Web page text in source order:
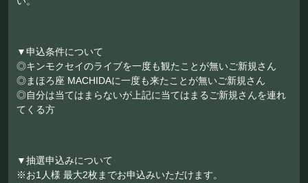
▼申込条件について
◎キンモクセイのライブを一度も観たことが無いご新規さん
◎まほろ座 MACHIDAに一度も来たことが無いご新規さん
◎自分は当てはまらないが上記に当てはまるご新規さんを連れ
てくる方
▼抽選申込みについて
※お1人様 最大2枚までお申込みいただけます。